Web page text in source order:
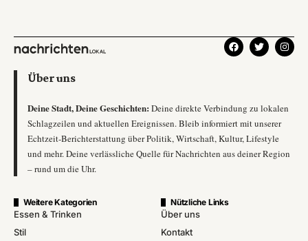
Über uns
Deine Stadt, Deine Geschichten: Deine direkte Verbindung zu lokalen
Schlagzeilen und aktuellen Ereignissen. Bleib informiert mit unserer
Echtzeit-Berichterstattung über Politik, Wirtschaft, Kultur, Lifestyle
und mehr. Deine verlässliche Quelle für Nachrichten aus deiner Region
– rund um die Uhr.
Weitere Kategorien
Essen & Trinken
Stil
Nützliche Links
Über uns
Kontakt